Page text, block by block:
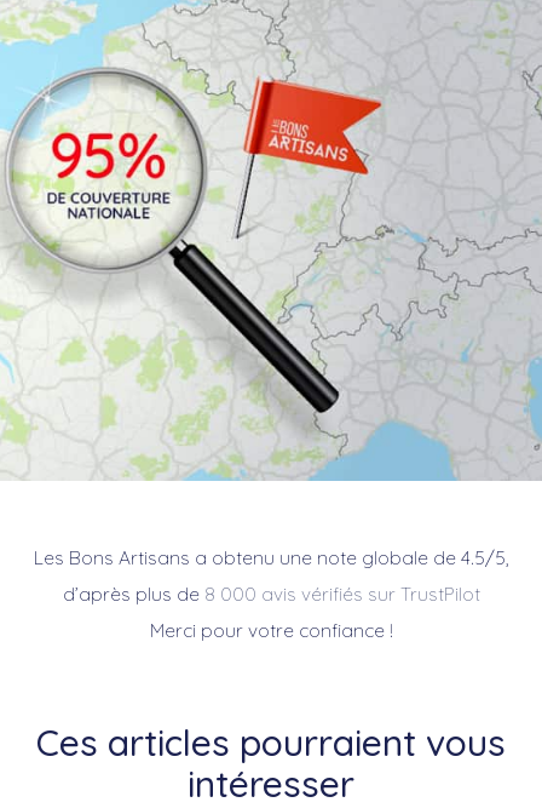
Les Bons Artisans a obtenu une note globale de 4.5/5,
d’après plus de 8 000 avis vérifiés sur TrustPilot
Merci pour votre confiance !
Ces articles pourraient vous
intéresser